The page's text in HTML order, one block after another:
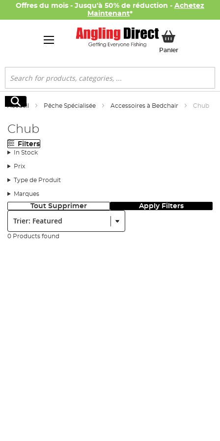
Offres du mois - Jusqu'à 50% de réduction - Achetez
Maintenant*
PanierMon panier
Rechercher
Rechercher
Accueil Pêche Spécialisée Accessoires à Bedchair Chub
Chub
Filters
In Stock
Prix
Type de Produit
Marques
Tout Supprimer Apply Filters
0 Products found